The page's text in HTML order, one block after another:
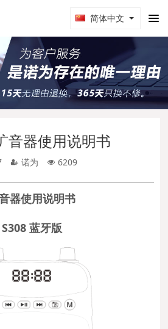
简体中文
音器使用说明书
诺为 6209
器使用说明书
S308 蓝牙版